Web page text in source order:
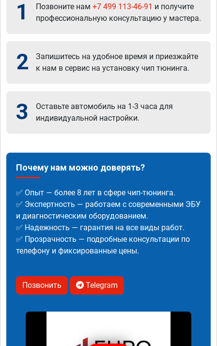
1 Позвоните нам +7 499 113-46-91 и получите
профессиональную консультацию у мастера.
2
Запишитесь на удобное время и приезжайте
к нам в сервис на установку чип тюнинга.
3
Оставьте автомобиль на 1-3 часа для
индивидуальной настройки.
Почему нам можно доверять?
✅ Опыт — более 8 лет в сфере чип-тюнинга.
✅ Экспертность — работаем с современными ЭБУ
и диагностическим оборудованием.
✅ Надежность — гарантия на все виды работ.
✅ Прозрачность — подробные консультации по
телефону и фиксированные цены.
Позвонить Telegram